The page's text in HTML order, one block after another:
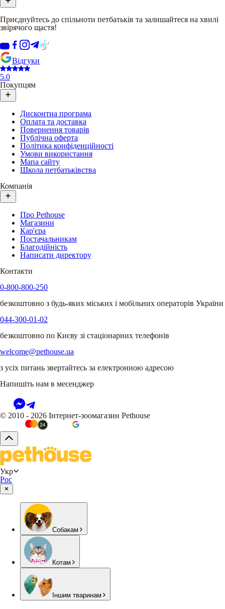
Приєднуйтесь до спільноти петбатьків та залишайтеся на хвилі
звірячого щастя!
Відгуки
5.0
Покупцям
Дисконтна програма
Оплата та доставка
Повернення товарів
Публічна оферта
Політика конфіденційності
Умови використання
Мапа сайту
Школа петбатьківства
Компанія
Про Pethouse
Магазини
Кар'єра
Постачальникам
Благодійність
Написати директору
Контакти
0-800-800-250
безкоштовно з будь-яких міських і мобільних операторів України
044-300-01-02
безкоштовно по Києву зі стаціонарних телефонів
welcome@pethouse.ua
з усіх питань звертайтесь за електронною адресою
Напишіть нам в месенджер
© 2010 - 2026 Інтернет-зоомагазин Pethouse
Укр
Рос
Собакам
Котам
Іншим тваринам